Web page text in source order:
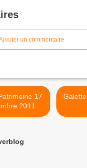
un commentaire
2011